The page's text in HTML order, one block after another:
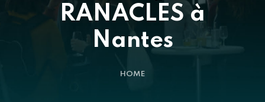
RANACLES à
Nantes
HOME